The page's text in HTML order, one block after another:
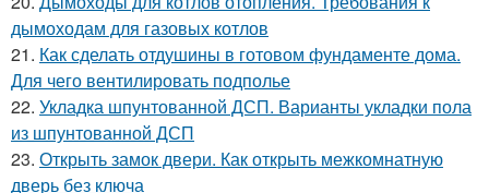
дымоходам для газовых котлов
21. Как сделать отдушины в готовом фундаменте дома.
Для чего вентилировать подполье
22. Укладка шпунтованной ДСП. Варианты укладки пола
из шпунтованной ДСП
23. Открыть замок двери. Как открыть межкомнатную
дверь без ключа